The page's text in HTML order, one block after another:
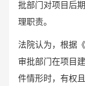
批部门对项目后
理职责。
法院认为，根据
审批部门在项目
件情形时，有权